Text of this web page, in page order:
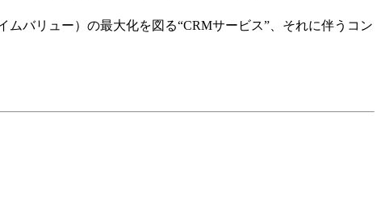
バリュー）の最大化を図る“CRMサービス”、それに伴うコン